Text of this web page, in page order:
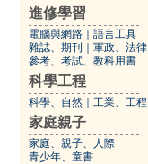
進修學習
電腦與網路
語言工具
雜誌、期刊
軍政、法律
參考、考試、教科用書
科學工程
科學、自然 工業、工程
家庭親子
家庭、親子、人際
青少年、童書